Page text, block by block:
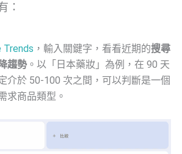
：
Trends ，輸入關鍵字，看看近期的搜尋
趨勢。以「日本藥妝」為例，在 90 天
介於 50-100 次之間，可以判斷是一個
求商品類型。